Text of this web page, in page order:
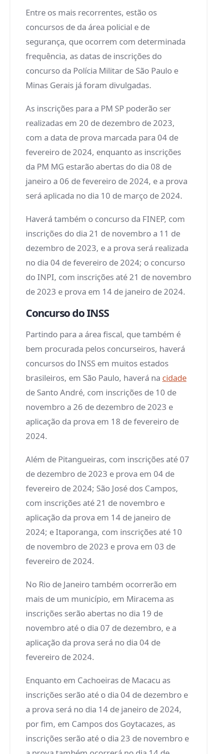
Entre os mais recorrentes, estão os
concursos de da área policial e de
segurança, que ocorrem com determinada
frequência, as datas de inscrições do
concurso da Polícia Militar de São Paulo e
Minas Gerais já foram divulgadas.
As inscrições para a PM SP poderão ser
realizadas em 20 de dezembro de 2023,
com a data de prova marcada para 04 de
fevereiro de 2024, enquanto as inscrições
da PM MG estarão abertas do dia 08 de
janeiro a 06 de fevereiro de 2024, e a prova
será aplicada no dia 10 de março de 2024.
Haverá também o concurso da FINEP, com
inscrições do dia 21 de novembro a 11 de
dezembro de 2023, e a prova será realizada
no dia 04 de fevereiro de 2024; o concurso
do INPI, com inscrições até 21 de novembro
de 2023 e prova em 14 de janeiro de 2024.
Concurso do INSS
Partindo para a área fiscal, que também é
bem procurada pelos concurseiros, haverá
concursos do INSS em muitos estados
brasileiros, em São Paulo, haverá na cidade
de Santo André, com inscrições de 10 de
novembro a 26 de dezembro de 2023 e
aplicação da prova em 18 de fevereiro de
2024.
Além de Pitangueiras, com inscrições até 07
de dezembro de 2023 e prova em 04 de
fevereiro de 2024; São José dos Campos,
com inscrições até 21 de novembro e
aplicação da prova em 14 de janeiro de
2024; e Itaporanga, com inscrições até 10
de novembro de 2023 e prova em 03 de
fevereiro de 2024.
No Rio de Janeiro também ocorrerão em
mais de um município, em Miracema as
inscrições serão abertas no dia 19 de
novembro até o dia 07 de dezembro, e a
aplicação da prova será no dia 04 de
fevereiro de 2024.
Enquanto em Cachoeiras de Macacu as
inscrições serão até o dia 04 de dezembro e
a prova será no dia 14 de janeiro de 2024,
por fim, em Campos dos Goytacazes, as
inscrições serão até o dia 23 de novembro e